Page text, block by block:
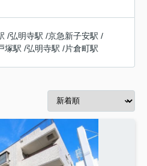
/弘明寺駅 /京急新子安駅 /
塚駅 /弘明寺駅 /片倉町駅